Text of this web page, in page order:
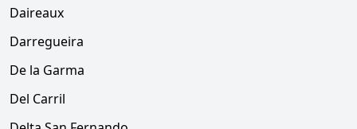
Daireaux
Darregueira
De la Garma
Del Carril